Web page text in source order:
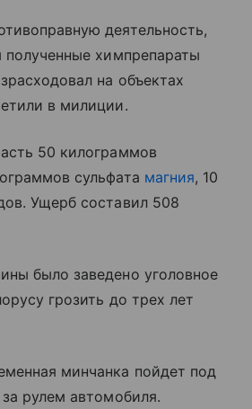
деятельность,
полученные химпрепараты
на объектах
в милиции.
50 килограммов
сульфата магния, 10
Ущерб составил 508
было заведено уголовное
грозить до трех лет
минчанка пойдет под
рулем автомобиля.